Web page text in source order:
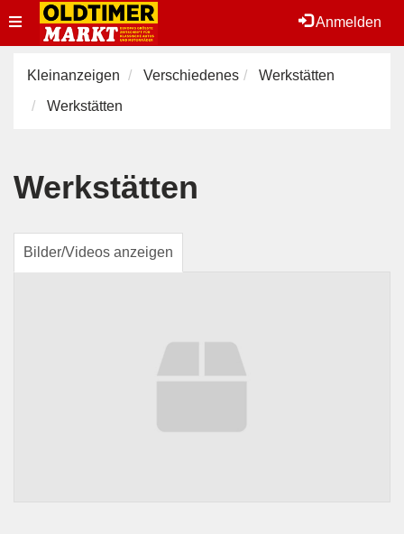
Anmelden
Toggle
navigation
Kleinanzeigen Verschiedenes
Werkstätten
Werkstätten
Werkstätten
Bilder/Videos anzeigen